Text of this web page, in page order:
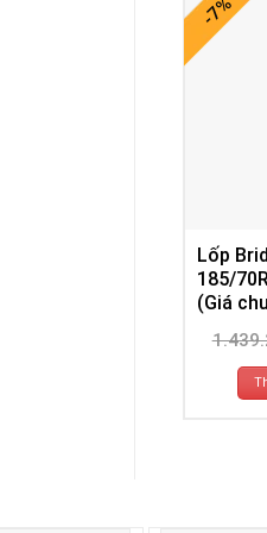
-7%
Lốp
185/
(Giá